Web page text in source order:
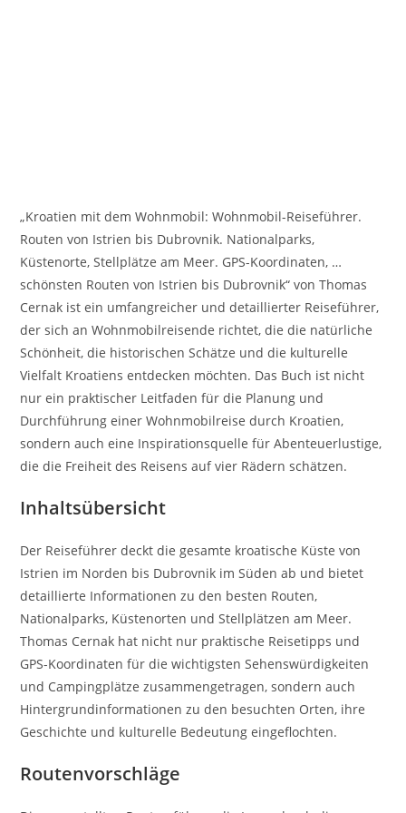
„Kroatien mit dem Wohnmobil: Wohnmobil-Reiseführer.
Routen von Istrien bis Dubrovnik. Nationalparks,
Küstenorte, Stellplätze am Meer. GPS-Koordinaten, …
schönsten Routen von Istrien bis Dubrovnik“ von Thomas
Cernak ist ein umfangreicher und detaillierter Reiseführer,
der sich an Wohnmobilreisende richtet, die die natürliche
Schönheit, die historischen Schätze und die kulturelle
Vielfalt Kroatiens entdecken möchten. Das Buch ist nicht
nur ein praktischer Leitfaden für die Planung und
Durchführung einer Wohnmobilreise durch Kroatien,
sondern auch eine Inspirationsquelle für Abenteuerlustige,
die die Freiheit des Reisens auf vier Rädern schätzen.
Inhaltsübersicht
Der Reiseführer deckt die gesamte kroatische Küste von
Istrien im Norden bis Dubrovnik im Süden ab und bietet
detaillierte Informationen zu den besten Routen,
Nationalparks, Küstenorten und Stellplätzen am Meer.
Thomas Cernak hat nicht nur praktische Reisetipps und
GPS-Koordinaten für die wichtigsten Sehenswürdigkeiten
und Campingplätze zusammengetragen, sondern auch
Hintergrundinformationen zu den besuchten Orten, ihre
Geschichte und kulturelle Bedeutung eingeflochten.
Routenvorschläge